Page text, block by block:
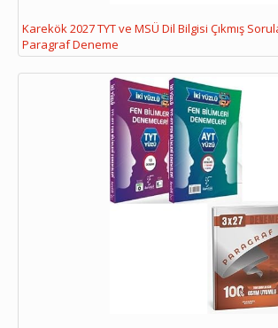
Karekök 2027 TYT ve MSÜ Dil Bilgisi Çıkmış
Paragraf Deneme